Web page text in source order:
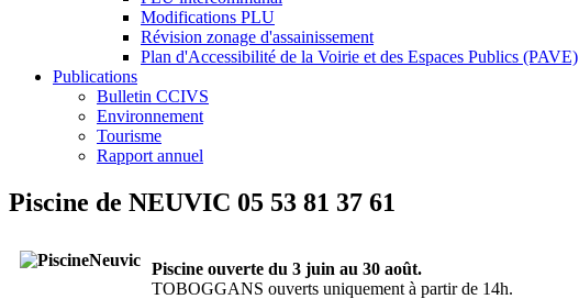
Modifications PLU
Révision zonage d'assainissement
Plan d'Accessibilité de la Voirie et des Espaces Publics (PAVE)
Publications
Bulletin CCIVS
Environnement
Tourisme
Rapport annuel
Piscine de NEUVIC 05 53 81 37 61
Piscine ouverte du 3 juin au 30 août.
TOBOGGANS ouverts uniquement à partir de 14h.